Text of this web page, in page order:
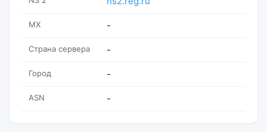
MX -
Страна сервера -
Город -
ASN -